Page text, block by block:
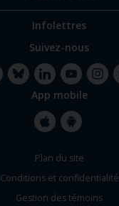
Infolettres
Suivez-nous
BlueskyLinkedInYouTube
App mobile
StoreStore
Plan du site
Conditions et confidentialité
Gestion des témoins